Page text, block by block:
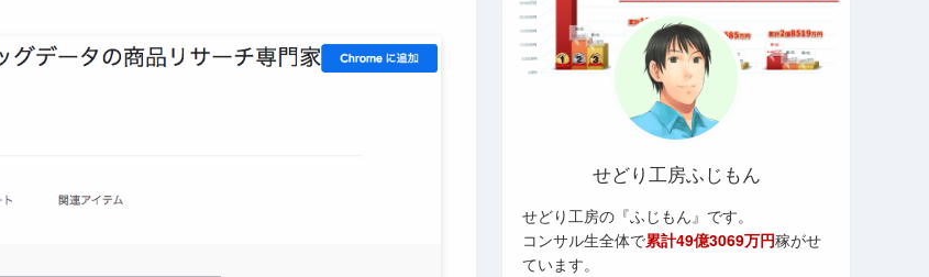
せどり工房ふじもん
せどり工房の『ふじもん』です。
コンサル生全体で累計49億3069万円稼がせ
ています。